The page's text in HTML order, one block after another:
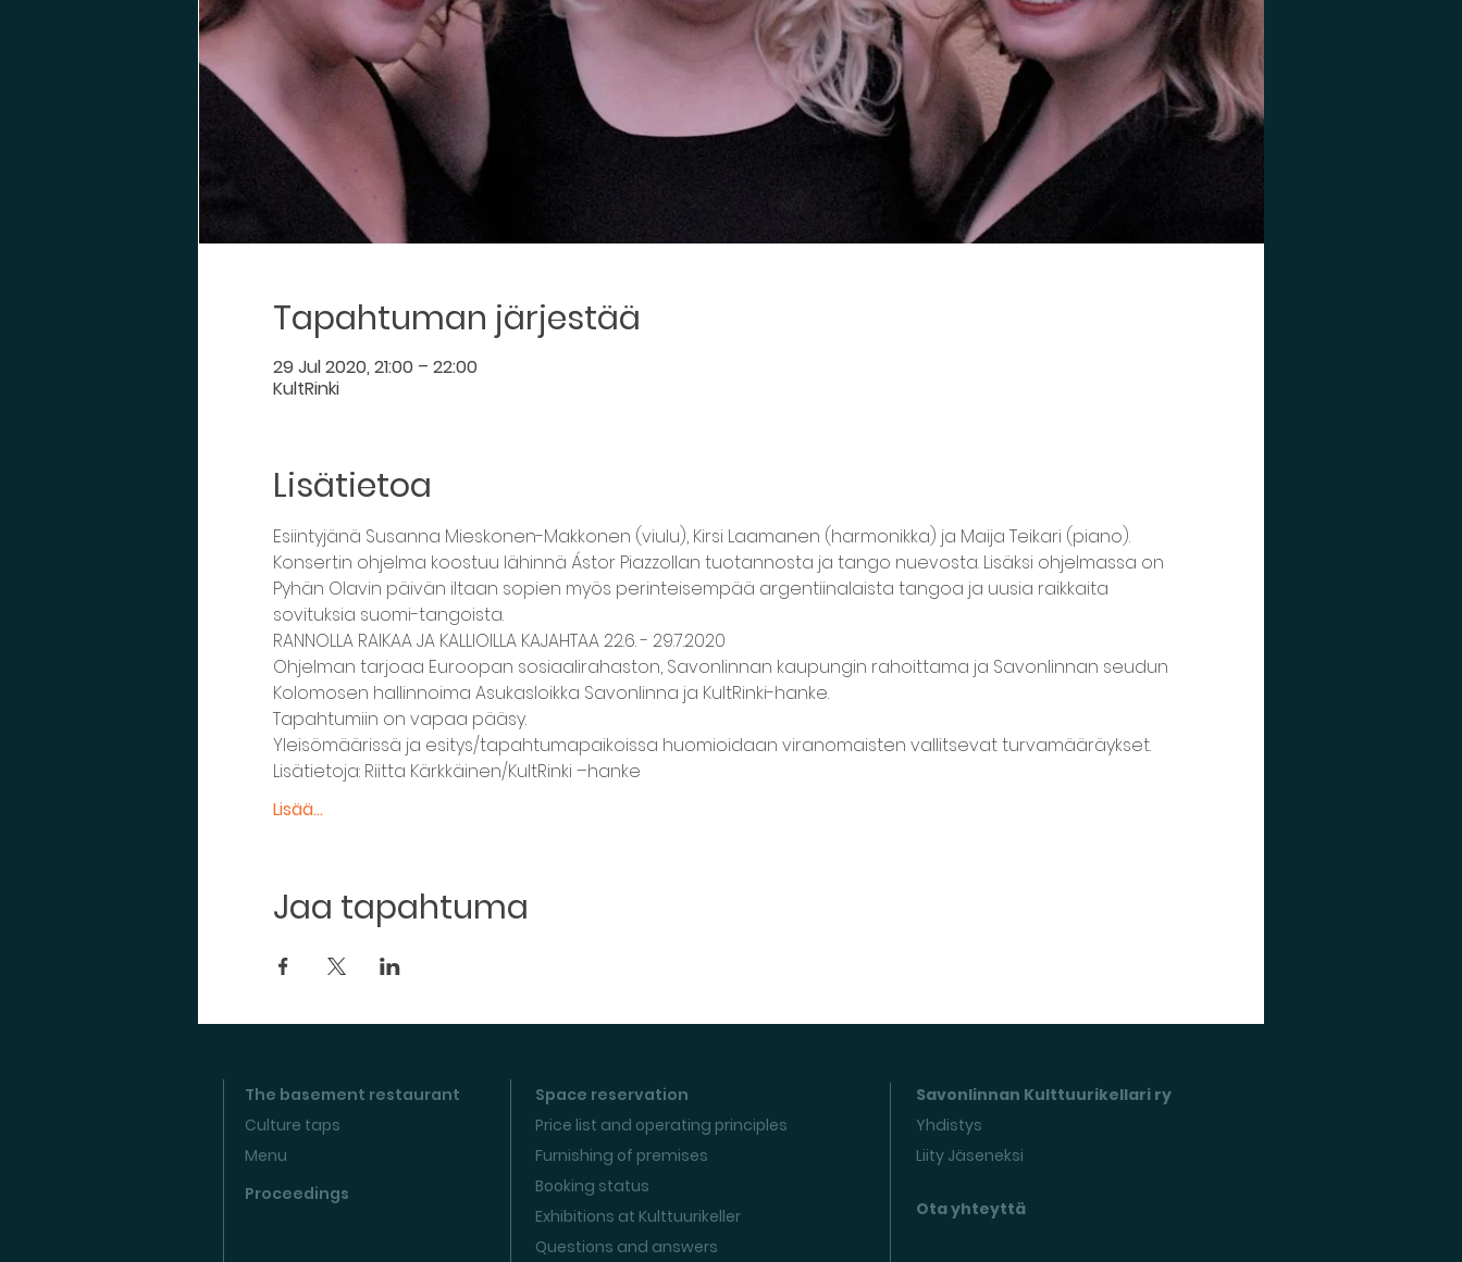
Tapahtuman järjestää
29 Jul 2020, 21:00 – 22:00
KultRinki
Lisätietoa
Esiintyjänä Susanna Mieskonen-Makkonen (viulu), Kirsi Laamanen (harmonikka) ja Maija Teikari (piano).
Konsertin ohjelma koostuu lähinnä Ástor Piazzollan tuotannosta ja tango nuevosta. Lisäksi ohjelmassa on
Pyhän Olavin päivän iltaan sopien myös perinteisempää argentiinalaista tangoa ja uusia raikkaita
sovituksia suomi-tangoista.
RANNOLLA RAIKAA JA KALLIOILLA KAJAHTAA 22.6. - 29.7.2020
Ohjelman tarjoaa Euroopan sosiaalirahaston, Savonlinnan kaupungin rahoittama ja Savonlinnan seudun
Kolomosen hallinnoima Asukasloikka Savonlinna ja KultRinki-hanke.
Tapahtumiin on vapaa pääsy.
Yleisömäärissä ja esitys/tapahtumapaikoissa huomioidaan viranomaisten vallitsevat turvamääräykset.
Lisätietoja: Riitta Kärkkäinen/KultRinki –hanke
Lisää...
Jaa tapahtuma
The basement restaurant
Culture taps
Menu
Proceedings
Space reservation
Price list and operating principles
Furnishing of premises
Booking status
Exhibitions at Kulttuurikeller
Questions and answers
Savonlinnan Kulttuurikellari ry
Yhdistys
Liity Jäseneksi
Ota yhteyttä